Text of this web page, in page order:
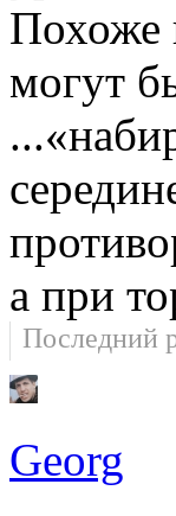
Похоже
могут
а при
Последний
Georg